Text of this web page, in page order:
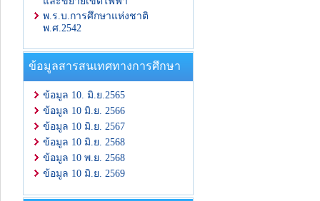
พ.ร.บ.การศึกษาแห่งชาติ
พ.ศ.2542
ข้อมูลสารสนเทศทางการศึกษา
ข้อมูล 10. มิ.ย.2565
ข้อมูล 10 มิ.ย. 2566
ข้อมูล 10 มิ.ย. 2567
ข้อมูล 10 มิ.ย. 2568
ข้อมูล 10 พ.ย. 2568
ข้อมูล 10 มิ.ย. 2569